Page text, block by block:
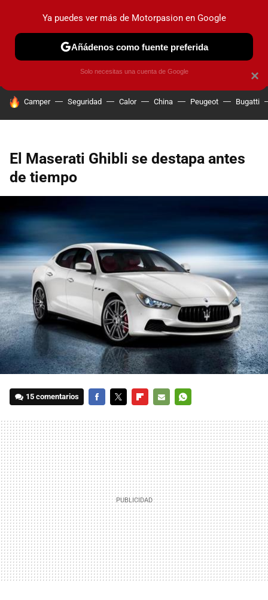
PRUEBAS COCHES ELÉCTRICOS OBSERVATORIO
HOY SE HABLA DE
Camper Seguridad Calor China Peugeot Bugatti
El Maserati Ghibli se destapa antes
de tiempo
15 comentarios
MAIL
×
Ya puedes ver más de Motorpasion en Google
Añádenos como fuente preferida
Solo necesitas una cuenta de Google